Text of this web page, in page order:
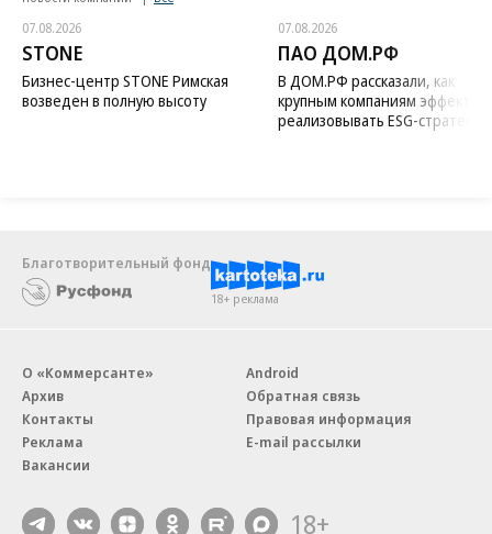
07.08.2026
STONE
Бизнес-центр STONE Римская
возведен в полную высоту
07.08.2026
ПАО ДОМ.РФ
В ДОМ.РФ рассказали, как
крупным компаниям
реализовывать ESG-стратегию
Благотворительный фонд
18+ реклама
О «Коммерсанте»
Архив
Контакты
Реклама
Вакансии
Android
Обратная связь
Правовая информация
E-mail рассылки
18+